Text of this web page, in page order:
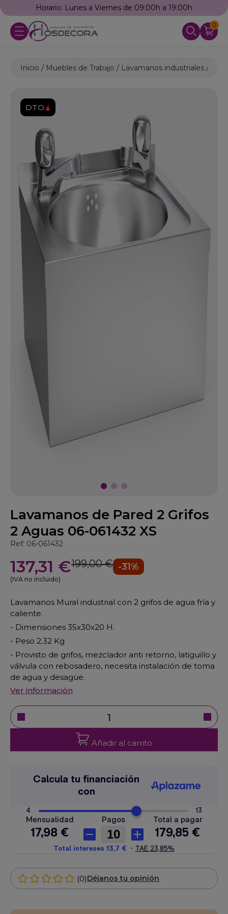
Horario: Lunes a Viernes de 09:00h a 19:00h
0
Inicio Muebles de Trabajo Lavamanos industriales
DTO.
Lavamanos de Pared 2 Grifos
2 Aguas 06-061432 XS
Ref: 06-061432
137,31 €199,00 € -31%
(IVA no incluido)
Lavamanos Mural industrial con 2 grifos de agua fría y
caliente.
- Dimensiones 35x30x20 H.
- Peso 2.32 Kg
- Provisto de grifos, mezclador anti retorno, latiguillo y
válvula con rebosadero, necesita instalación de toma
de agua y desagüe.
Ver información
Añadir al carrito
(0)Déjanos tu opinión